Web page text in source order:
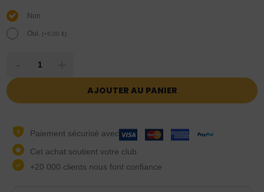
Non
Oui. (+5,00€)
AJOUTER AU PANIER
Paiement sécurisé avec
Cet achat soutient votre club
+20 000 clients nous font confiance